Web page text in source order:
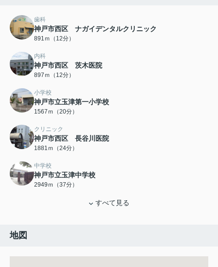
歯科
神戸市西区 ナガイデンタルクリニック
891ｍ（12分）
内科
神戸市西区 茨木医院
897ｍ（12分）
小学校
神戸市立玉津第一小学校
1567ｍ（20分）
クリニック
神戸市西区 長谷川医院
1881ｍ（24分）
中学校
神戸市立玉津中学校
2949ｍ（37分）
すべて見る
地図